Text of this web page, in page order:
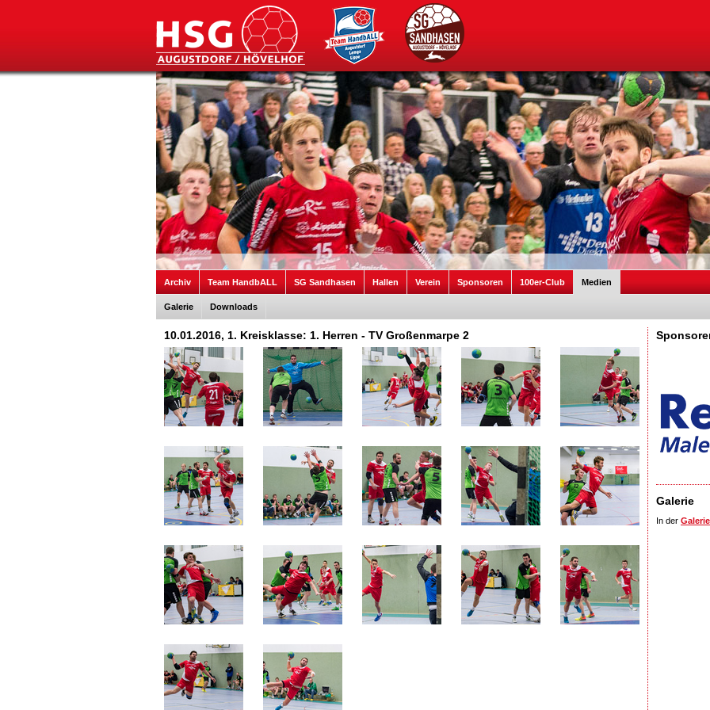
Archiv Team HandbALL SG Sandhasen Hallen Verein Sponsoren 100er-Club Medien
Galerie Downloads
10.01.2016, 1. Kreisklasse: 1. Herren - TV Großenmarpe 2
Galerie
In der Galerie